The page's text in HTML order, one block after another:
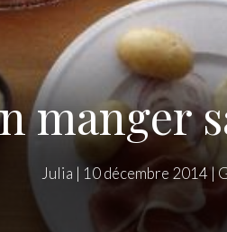
manger
Julia | 10 décembre 2014|